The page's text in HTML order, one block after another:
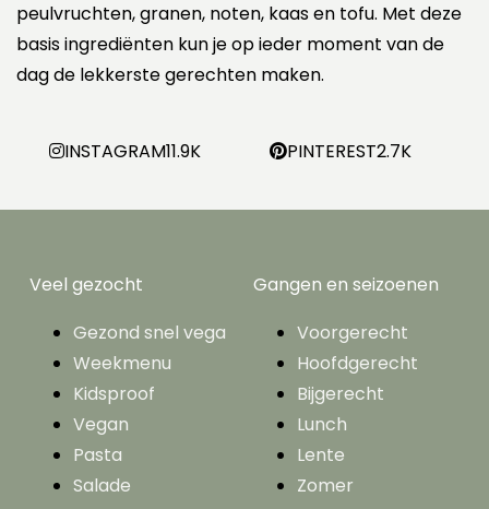
peulvruchten, granen, noten, kaas en tofu. Met deze
basis ingrediënten kun je op ieder moment van de
dag de lekkerste gerechten maken.
INSTAGRAM11.9K PINTEREST2.7K
Veel gezocht
Gezond snel vega
Weekmenu
Kidsproof
Vegan
Pasta
Salade
Gangen en seizoenen
Voorgerecht
Hoofdgerecht
Bijgerecht
Lunch
Lente
Zomer